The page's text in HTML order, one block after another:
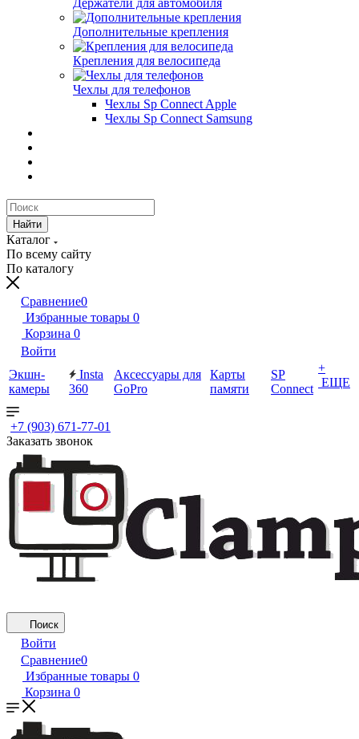
Держатели для автомобиля
Дополнительные крепления
Крепления для велосипеда
Чехлы для телефонов
Чехлы Sp Connect Apple
Чехлы Sp Connect Samsung
Найти
Каталог
По всему сайту
По каталогу
Сравнение0
Избранные товары 0
Корзина 0
Войти
Экшн-
камеры
Insta
360
Аксессуары для
GoPro
Карты
памяти
SP
Connect
+
ЕЩЕ
+7 (903) 671-77-01
Заказать звонок
Поиск
Войти
Сравнение0
Избранные товары 0
Корзина 0